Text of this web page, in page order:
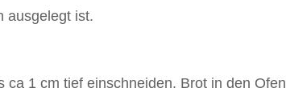
ausgelegt ist.
1 cm tief einschneiden. Brot in den Ofen